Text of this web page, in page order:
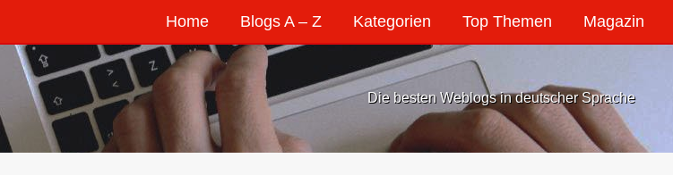
Home Blogs A – Z Kategorien Top Themen Magazin
Die besten Weblogs in deutscher Sprache